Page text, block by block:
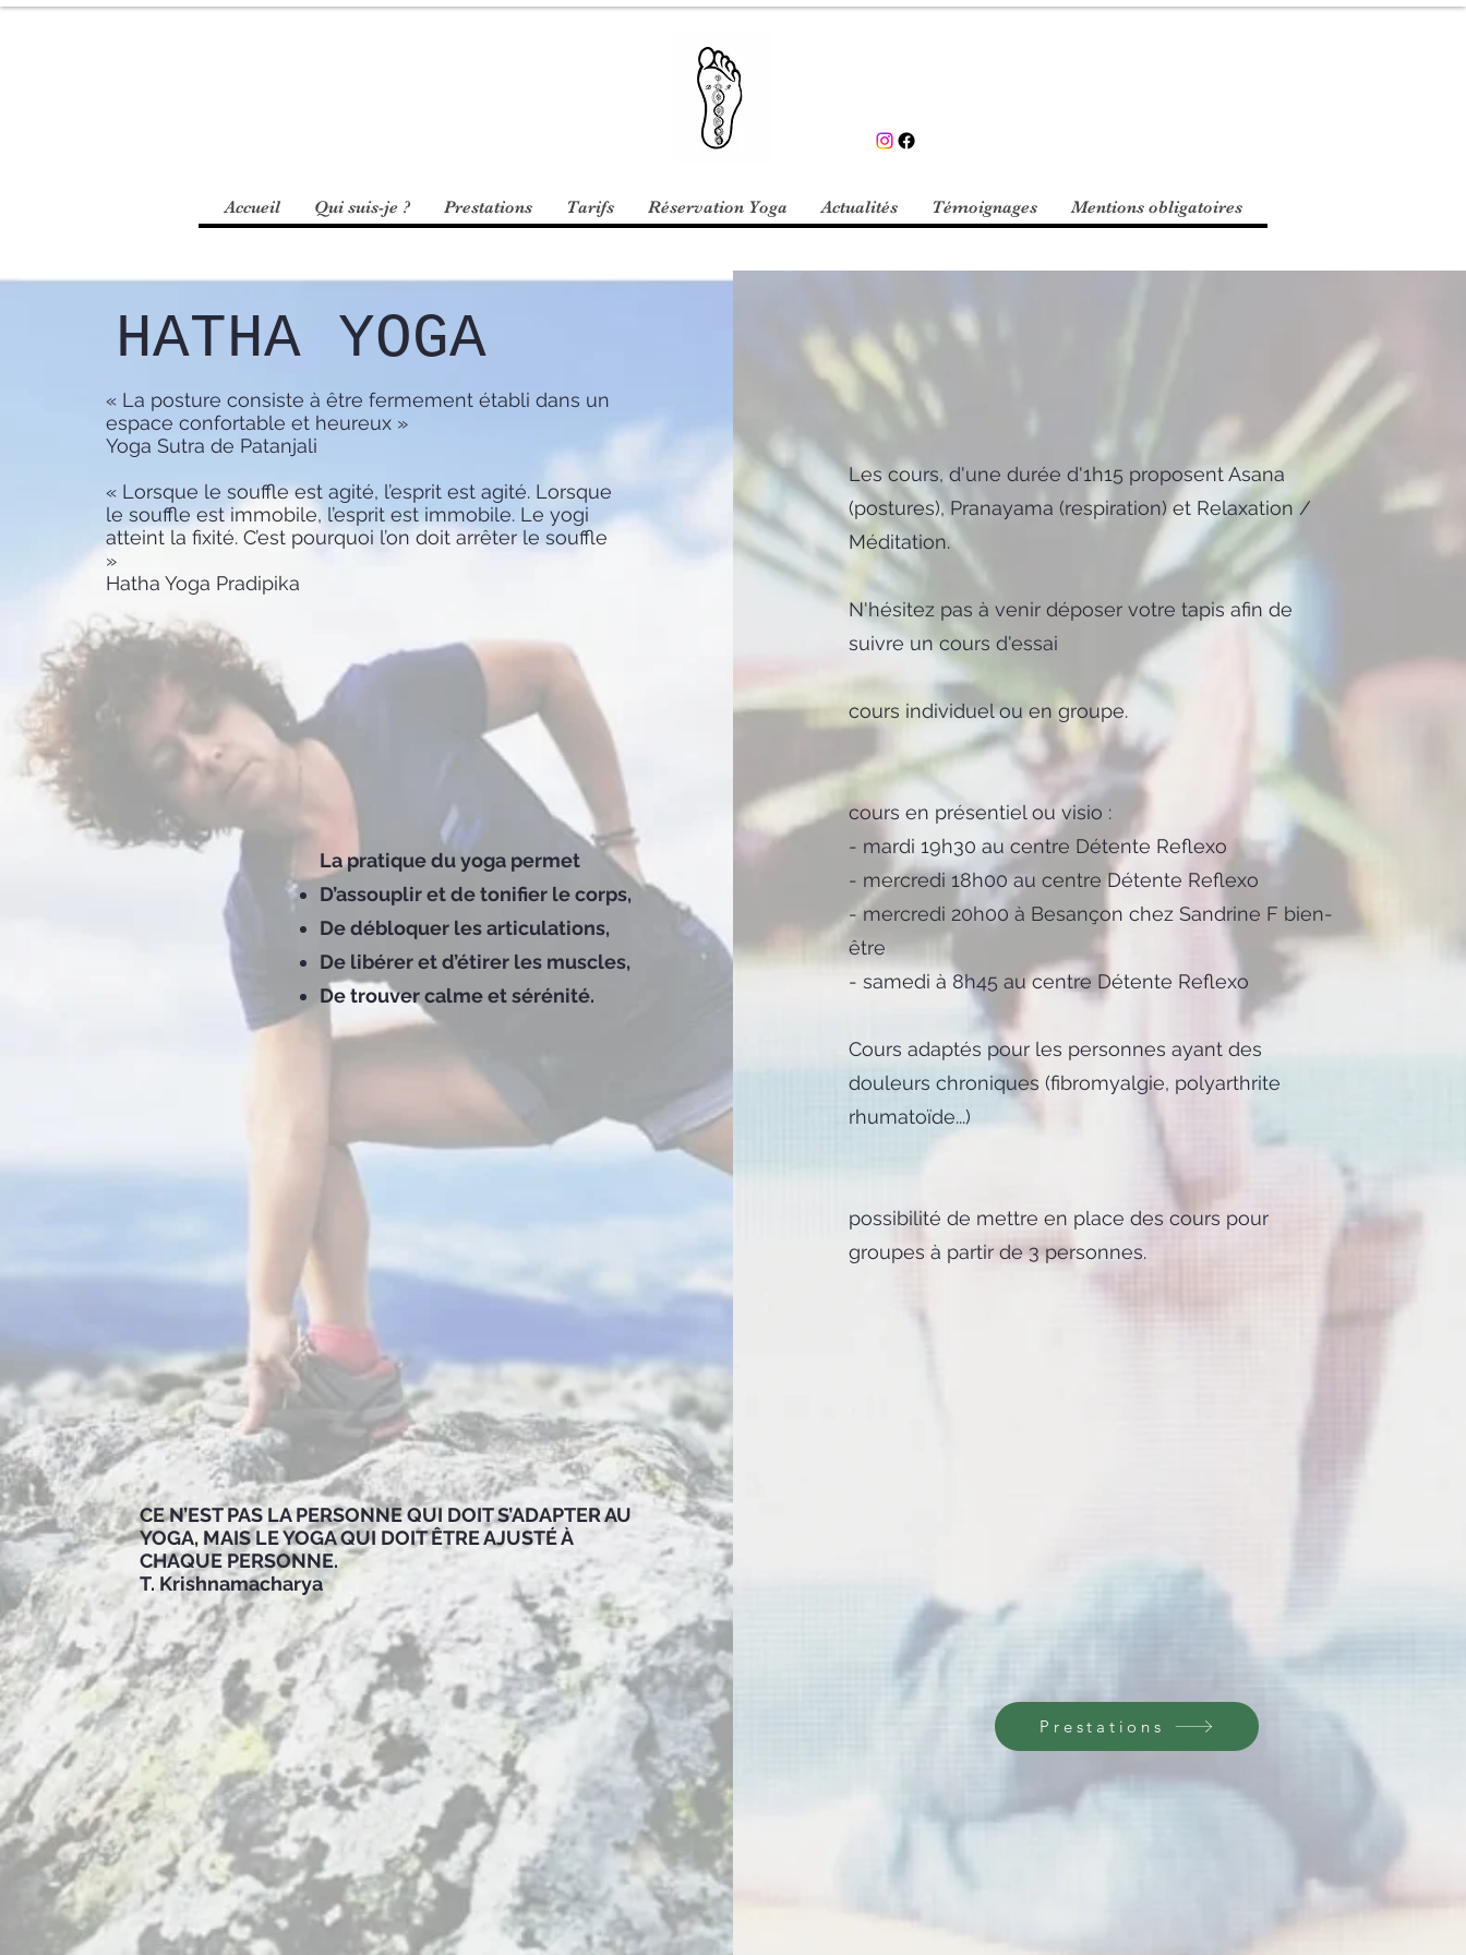
Accueil Qui suis-je ? Prestations Tarifs Réservation Yoga Actualités Témoignages Mentions obligatoires
HATHA YOGA
« La posture consiste à être fermement établi dans un
espace confortable et heureux »
Yoga Sutra de Patanjali
« Lorsque le souffle est agité, l’esprit est agité. Lorsque
le souffle est immobile, l’esprit est immobile. Le yogi
atteint la fixité. C’est pourquoi l’on doit arrêter le souffle
»
Hatha Yoga Pradipika
La pratique du yoga permet
D’assouplir et de tonifier le corps,
De débloquer les articulations,
De libérer et d’étirer les muscles,
De trouver calme et sérénité.
CE N’EST PAS LA PERSONNE QUI DOIT S’ADAPTER AU
YOGA, MAIS LE YOGA QUI DOIT ÊTRE AJUSTÉ À
CHAQUE PERSONNE.
T. Krishnamacharya
Les cours, d'une durée d'1h15 proposent Asana
(postures), Pranayama (respiration) et Relaxation /
Méditation.
N'hésitez pas à venir déposer votre tapis afin de
suivre un cours d'essai
cours individuel ou en groupe.
cours en présentiel ou visio :
- mardi 19h30 au centre Détente Reflexo
- mercredi 18h00 au centre Détente Reflexo
- mercredi 20h00 à Besançon chez Sandrine F bien-
être
- samedi à 8h45 au centre Détente Reflexo
Cours adaptés pour les personnes ayant des
douleurs chroniques (fibromyalgie, polyarthrite
rhumatoïde...)
possibilité de mettre en place des cours pour
groupes à partir de 3 personnes.
Prestations